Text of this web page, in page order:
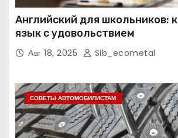
Английский для школьников:
язык с удовольствием
Авг 18, 2025 Sib_ecometal
СОВЕТЫ АВТОМОБИЛИСТАМ